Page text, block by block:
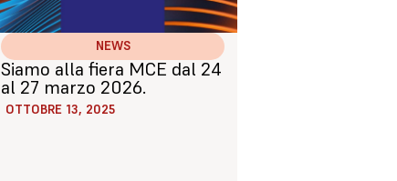
NEWS
Siamo alla fiera MCE dal 24
al 27 marzo 2026.
OTTOBRE 13, 2025